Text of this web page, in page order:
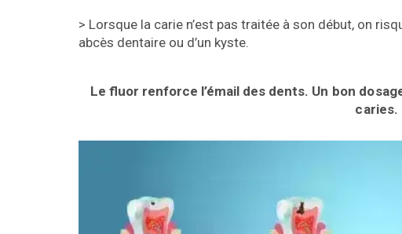
> Lorsque la carie n’est pas traitée à son début, on
abcès dentaire ou d’un kyste.
Le fluor renforce l’émail des dents. Un bon
caries.